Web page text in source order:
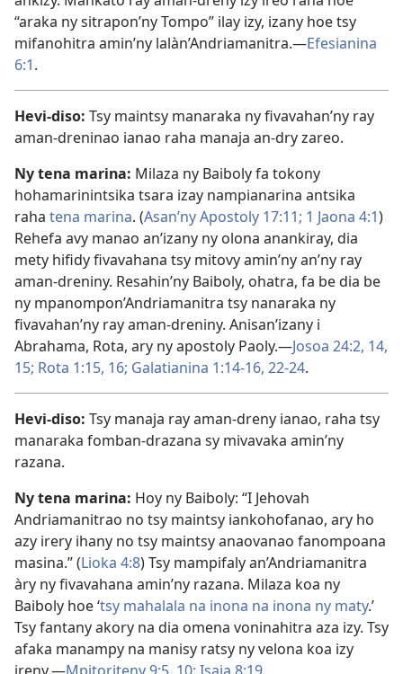
“araka ny sitrapon’ny Tompo” ilay izy, izany hoe tsy
mifanohitra amin’ny lalàn’Andriamanitra.—Efesianina
6:1.
Hevi-diso: Tsy maintsy manaraka ny fivavahan’ny ray
aman-dreninao ianao raha manaja an-dry zareo.
Ny tena marina: Milaza ny Baiboly fa tokony
hohamarinintsika tsara izay nampianarina antsika
raha tena marina. (Asan’ny Apostoly 17:11; 1 Jaona 4:1)
Rehefa avy manao an’izany ny olona anankiray, dia
mety hifidy fivavahana tsy mitovy amin’ny an’ny ray
aman-dreniny. Resahin’ny Baiboly, ohatra, fa be dia be
ny mpanompon’Andriamanitra tsy nanaraka ny
fivavahan’ny ray aman-dreniny. Anisan’izany i
Abrahama, Rota, ary ny apostoly Paoly.—Josoa 24:2, 14,
15; Rota 1:15, 16; Galatianina 1:14-16, 22-24.
Hevi-diso: Tsy manaja ray aman-dreny ianao, raha tsy
manaraka fomban-drazana sy mivavaka amin’ny
razana.
Ny tena marina: Hoy ny Baiboly: “I Jehovah
Andriamanitrao no tsy maintsy iankohofanao, ary ho
azy irery ihany no tsy maintsy anaovanao fanompoana
masina.” (Lioka 4:8) Tsy mampifaly an’Andriamanitra
àry ny fivavahana amin’ny razana. Milaza koa ny
Baiboly hoe ‘tsy mahalala na inona na inona ny maty.’
Tsy fantany akory na dia omena voninahitra aza izy. Tsy
afaka manampy na manisy ratsy ny velona koa izy